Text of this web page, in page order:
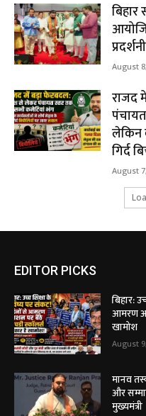
August
राजद
लेकिन
गिर्द
August
EDITOR PICKS
बिहार:
आमरण
खामोश
August
मानव
और
मुख्यमंत्री